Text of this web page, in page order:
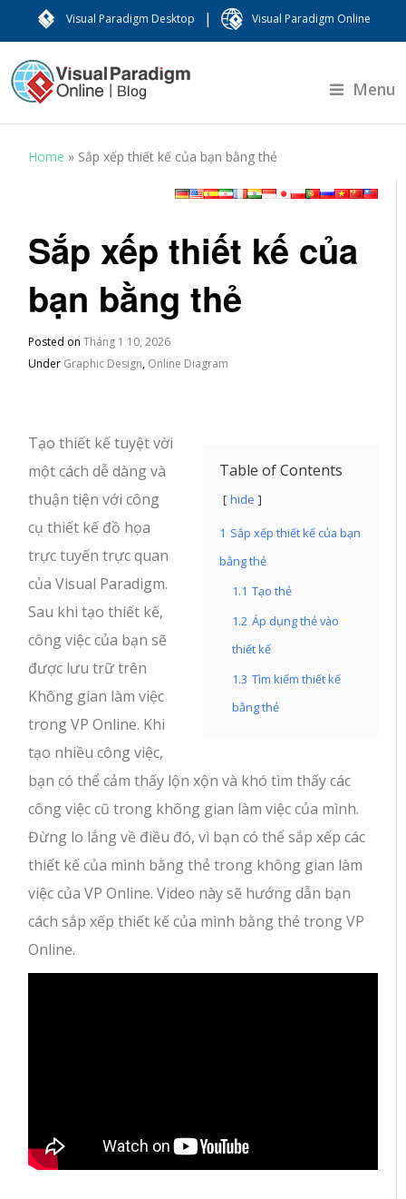
Visual Paradigm Desktop | Visual Paradigm Online
Menu
Home » Sắp xếp thiết kế của bạn bằng thẻ
Sắp xếp thiết kế của
bạn bằng thẻ
Posted onTháng 1 10, 2026
Under Graphic Design, Online Diagram
Table of Contents
hide
1 Sắp xếp thiết kế của bạn
bằng thẻ
1.1 Tạo thẻ
1.2 Áp dụng thẻ vào
thiết kế
1.3 Tìm kiếm thiết kế
bằng thẻ
Tạo thiết kế tuyệt vời
một cách dễ dàng và
thuận tiện với công
cụ thiết kế đồ họa
trực tuyến trực quan
của Visual Paradigm.
Sau khi tạo thiết kế,
công việc của bạn sẽ
được lưu trữ trên
Không gian làm việc
trong VP Online. Khi
tạo nhiều công việc,
bạn có thể cảm thấy lộn xộn và khó tìm thấy các
công việc cũ trong không gian làm việc của mình.
Đừng lo lắng về điều đó, vì bạn có thể sắp xếp các
thiết kế của mình bằng thẻ trong không gian làm
việc của VP Online. Video này sẽ hướng dẫn bạn
cách sắp xếp thiết kế của mình bằng thẻ trong VP
Online.